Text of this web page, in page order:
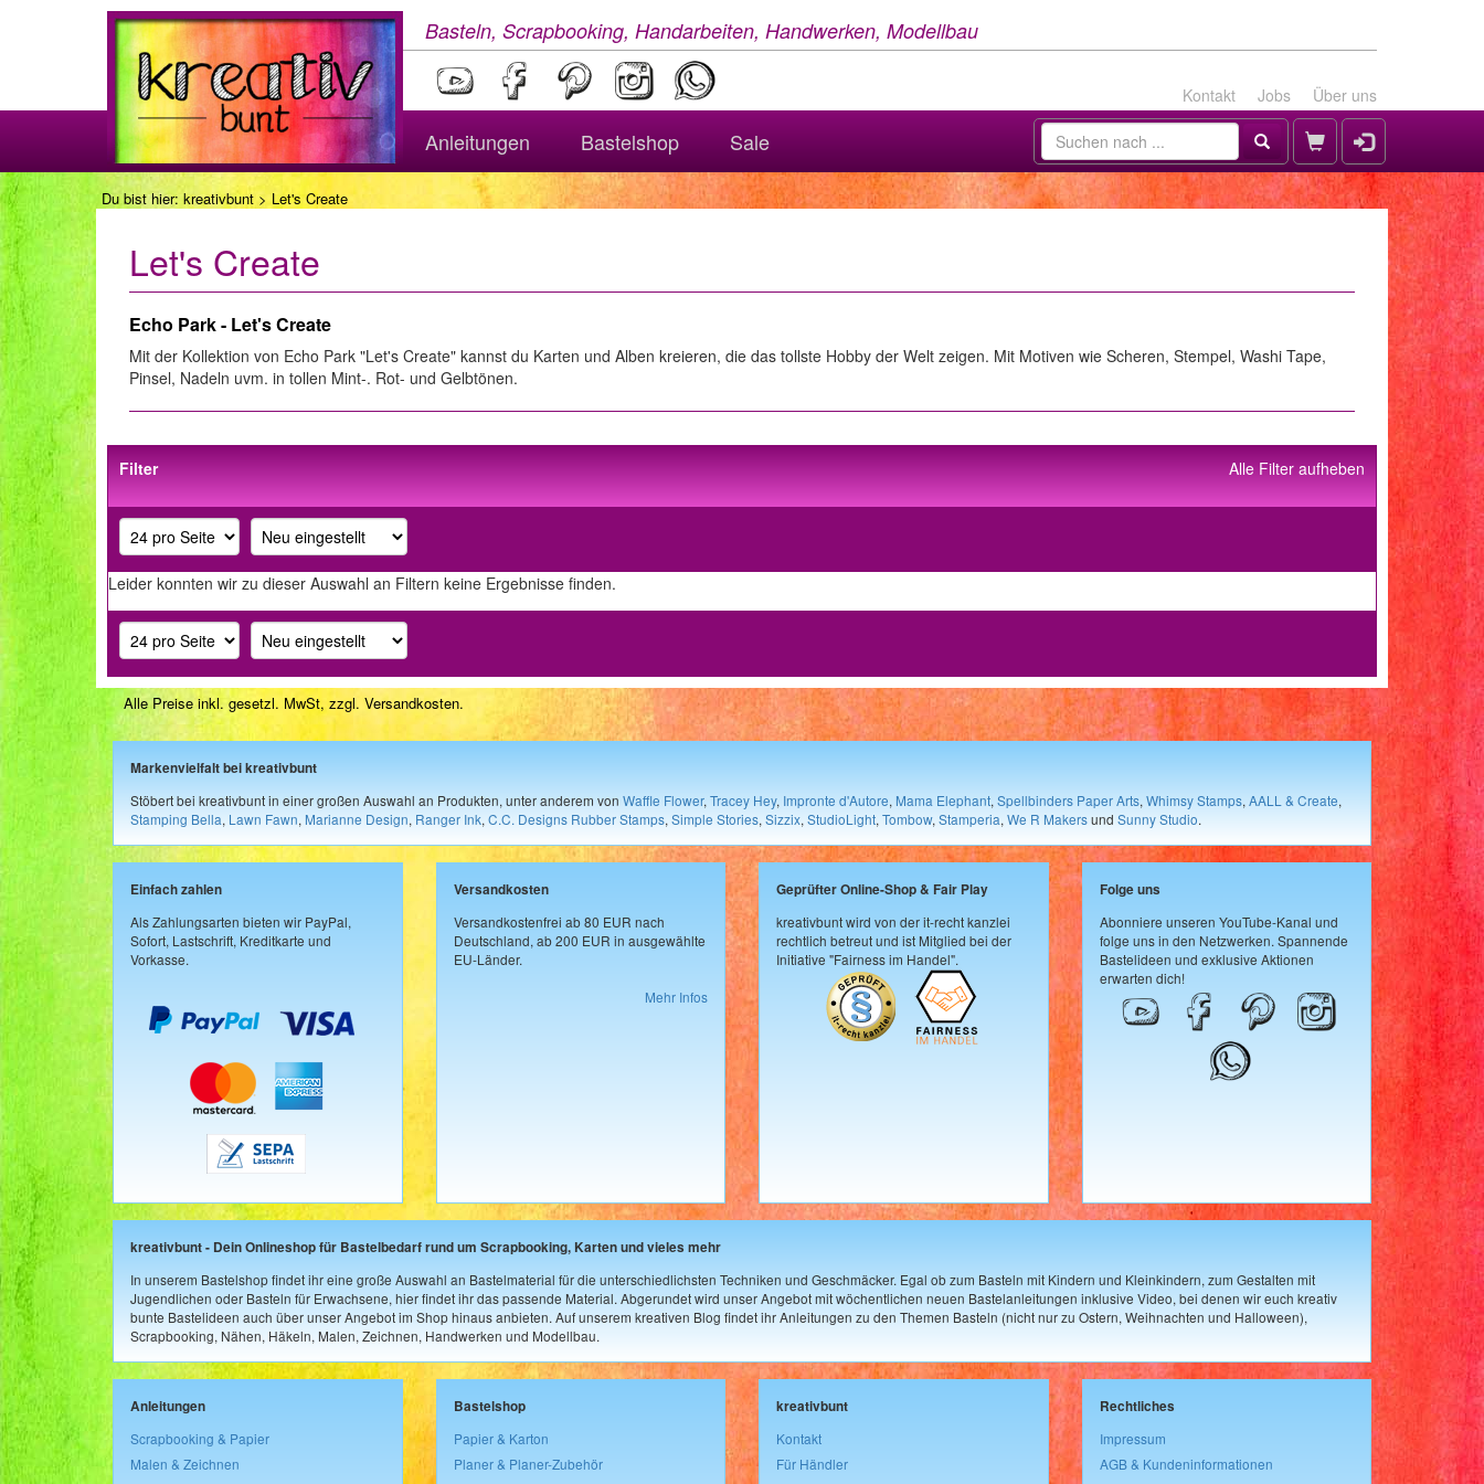
Basteln, Scrapbooking, Handarbeiten, Handwerken, Modellbau
Kontakt Jobs Über uns
Anleitungen Bastelshop Sale
Du bist hier: kreativbunt > Let's Create
Let's Create
Echo Park - Let's Create
Mit der Kollektion von Echo Park "Let's Create" kannst du Karten und Alben kreieren, die das tollste Hobby der Welt zeigen. Mit Motiven wie Scheren, Stempel, Washi Tape,
Pinsel, Nadeln uvm. in tollen Mint-. Rot- und Gelbtönen.
Alle Filter aufheben
Filter
Leider konnten wir zu dieser Auswahl an Filtern keine Ergebnisse finden.
Alle Preise inkl. gesetzl. MwSt, zzgl. Versandkosten.
Markenvielfalt bei kreativbunt
Stöbert bei kreativbunt in einer großen Auswahl an Produkten, unter anderem von Waffle Flower, Tracey Hey, Impronte d'Autore, Mama Elephant, Spellbinders Paper Arts, Whimsy Stamps, AALL & Create,
Stamping Bella, Lawn Fawn, Marianne Design, Ranger Ink, C.C. Designs Rubber Stamps, Simple Stories, Sizzix, StudioLight, Tombow, Stamperia, We R Makersund Sunny Studio.
Einfach zahlen
Als Zahlungsarten bieten wir PayPal,
Sofort, Lastschrift, Kreditkarte und
Vorkasse.
Versandkosten
Versandkostenfrei ab 80 EUR nach
Deutschland, ab 200 EUR in ausgewählte
EU-Länder.
Mehr Infos
Geprüfter Online-Shop & Fair Play
kreativbunt wird von der it-recht kanzlei
rechtlich betreut und ist Mitglied bei der
Initiative "Fairness im Handel".
Folge uns
Abonniere unseren YouTube-Kanal und
folge uns in den Netzwerken. Spannende
Bastelideen und exklusive Aktionen
erwarten dich!
kreativbunt - Dein Onlineshop für Bastelbedarf rund um Scrapbooking, Karten und vieles mehr
In unserem Bastelshop findet ihr eine große Auswahl an Bastelmaterial für die unterschiedlichsten Techniken und Geschmäcker. Egal ob zum Basteln mit Kindern und Kleinkindern, zum Gestalten mit
Jugendlichen oder Basteln für Erwachsene, hier findet ihr das passende Material. Abgerundet wird unser Angebot mit wöchentlichen neuen Bastelanleitungen inklusive Video, bei denen wir euch kreativ
bunte Bastelideen auch über unser Angebot im Shop hinaus anbieten. Auf unserem kreativen Blog findet ihr Anleitungen zu den Themen Basteln (nicht nur zu Ostern, Weihnachten und Halloween),
Scrapbooking, Nähen, Häkeln, Malen, Zeichnen, Handwerken und Modellbau.
Anleitungen
Scrapbooking & Papier
Malen & Zeichnen
Bastelshop
Papier & Karton
Planer & Planer-Zubehör
kreativbunt
Kontakt
Für Händler
Rechtliches
Impressum
AGB & Kundeninformationen